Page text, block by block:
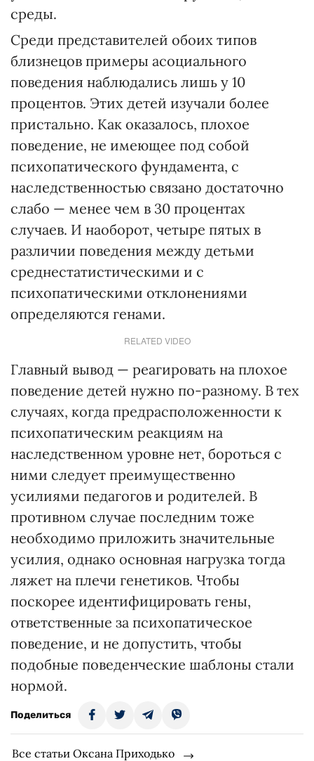
среды.
Среди представителей обоих типов
близнецов примеры асоциального
поведения наблюдались лишь у 10
процентов. Этих детей изучали более
пристально. Как оказалось, плохое
поведение, не имеющее под собой
психопатического фундамента, с
наследственностью связано достаточно
слабо — менее чем в 30 процентах
случаев. И наоборот, четыре пятых в
различии поведения между детьми
среднестатистическими и с
психопатическими отклонениями
определяются генами.
RELATED VIDEO
Главный вывод — реагировать на плохое
поведение детей нужно по-разному. В тех
случаях, когда предрасположенности к
психопатическим реакциям на
наследственном уровне нет, бороться с
ними следует преимущественно
усилиями педагогов и родителей. В
противном случае последним тоже
необходимо приложить значительные
усилия, однако основная нагрузка тогда
ляжет на плечи генетиков. Чтобы
поскорее идентифицировать гены,
ответственные за психопатическое
поведение, и не допустить, чтобы
подобные поведенческие шаблоны стали
нормой.
Поделиться
Все статьи Оксана Приходько